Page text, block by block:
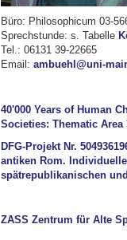
Büro: Philosophicum 03-
Sprechstunde: s. Tabelle
Tel.: 06131 39-22665
Email: ambuehl@uni-
40'000 Years of Human
Societies: Thematic Area
DFG-Projekt Nr.
antiken Rom.
spätrepublikanischen
ZASS Zentrum für Alte